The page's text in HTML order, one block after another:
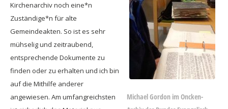
Michael Gordon im Oncken-
Kirchenarchiv noch eine*n
Zuständige*n für alte
Gemeindeakten. So ist es sehr
mühselig und zeitraubend,
entsprechende Dokumente zu
finden oder zu erhalten und ich bin
auf die Mithilfe anderer
angewiesen. Am umfangreichsten